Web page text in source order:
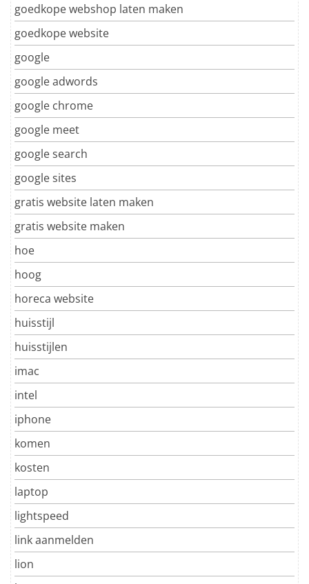
goedkope webshop laten maken
goedkope website
google
google adwords
google chrome
google meet
google search
google sites
gratis website laten maken
gratis website maken
hoe
hoog
horeca website
huisstijl
huisstijlen
imac
intel
iphone
komen
kosten
laptop
lightspeed
link aanmelden
lion